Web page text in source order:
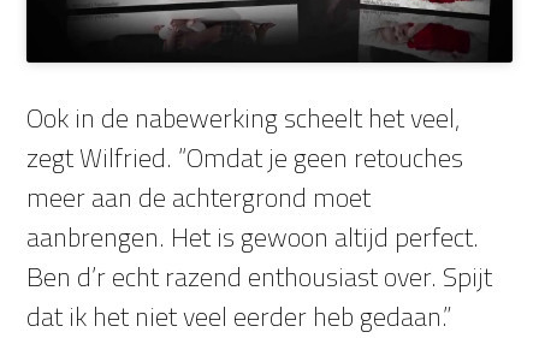
Ook in de nabewerking scheelt het veel,
zegt Wilfried. “Omdat je geen retouches
meer aan de achtergrond moet
aanbrengen. Het is gewoon altijd perfect.
Ben d’r echt razend enthousiast over. Spijt
dat ik het niet veel eerder heb gedaan.”